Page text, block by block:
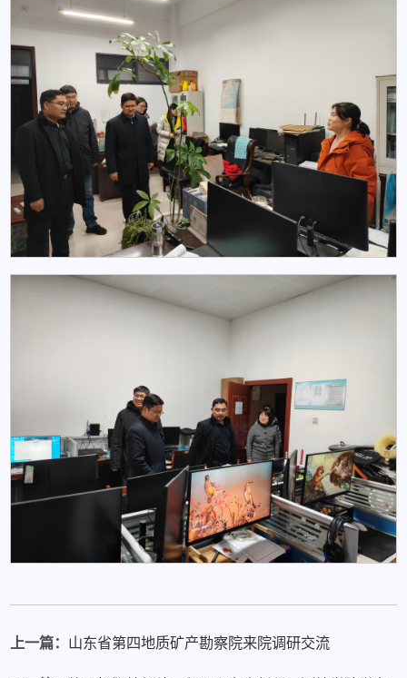
上一篇： 山东省第四地质矿产勘察院来院调研交流